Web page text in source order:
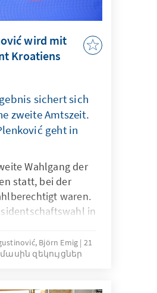
wird mit
Kroatiens
sichert sich
zweite Amtszeit.
geht in
Wahlgang der
statt, bei der
waren.
in
setzte sich
den HDZ-
Björn Emig 21
զեկույցներ